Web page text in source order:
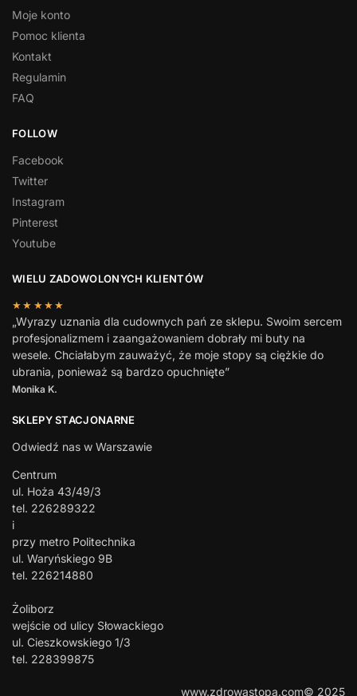
Moje konto
Pomoc klienta
Kontakt
Regulamin
FAQ
FOLLOW
Facebook
Twitter
Instagram
Pinterest
Youtube
WIELU ZADOWOLONYCH KLIENTÓW
★★★★★
„Wyrazy uznania dla cudownych pań ze sklepu. Swoim sercem
profesjonalizmem i zaangażowaniem dobrały mi buty na
wesele. Chciałabym zauważyć, że moje stopy są ciężkie do
ubrania, ponieważ są bardzo opuchnięte”
Monika K.
SKLEPY STACJONARNE
Odwiedź nas w Warszawie
Centrum
ul. Hoża 43/49/3
tel. 226289322
i
przy metro Politechnika
ul. Waryńskiego 9B
tel. 226214880
Żoliborz
wejście od ulicy Słowackiego
ul. Cieszkowskiego 1/3
tel. 228399875
www.zdrowastopa.com© 2025